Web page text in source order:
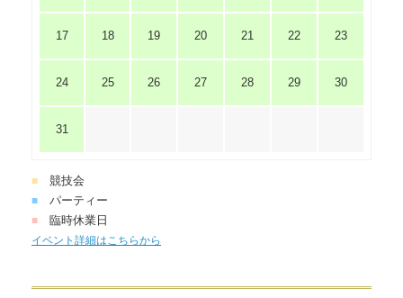
17 18 19 20 21 22 23
24 25 26 27 28 29 30
31
■ 競技会
■ パーティー
■ 臨時休業日
イベント詳細はこちらから